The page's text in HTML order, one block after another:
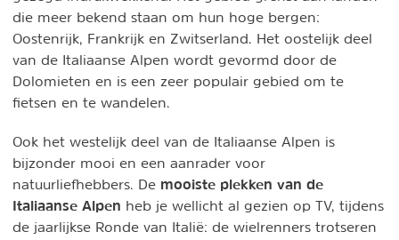
die meer bekend staan om hun hoge bergen:
Oostenrijk, Frankrijk en Zwitserland. Het oostelijk deel
van de Italiaanse Alpen wordt gevormd door de
Dolomieten en is een zeer populair gebied om te
fietsen en te wandelen.
Ook het westelijk deel van de Italiaanse Alpen is
bijzonder mooi en een aanrader voor
natuurliefhebbers. De mooiste plekken van de
Italiaanse Alpen heb je wellicht al gezien op TV, tijdens
de jaarlijkse Ronde van Italië: de wielrenners trotseren